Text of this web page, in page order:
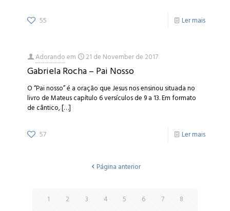
55 Ler mais
Adorandoem 21 de November de 2017
Gabriela Rocha – Pai Nosso
O “Pai nosso” é a oração que Jesus nos ensinou situada no
livro de Mateus capítulo 6 versículos de 9 a 13. Em formato
de cântico,[…]
57 Ler mais
Página anterior
1 2 3 4 5 6 7
8